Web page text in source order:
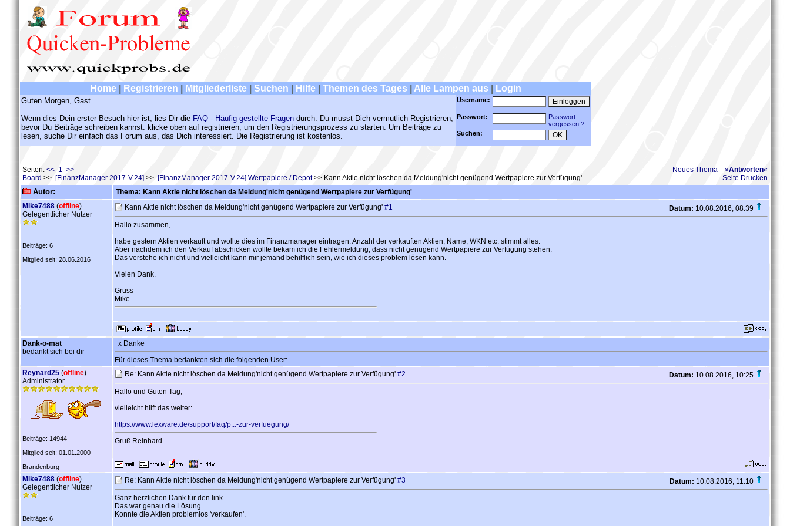
Home Registrieren Mitgliederliste Suchen Hilfe Themen des Tages Alle Lampen aus Login
Guten Morgen, Gast
Wenn dies Dein erster Besuch hier ist, lies Dir die FAQ - Häufig gestellte Fragen durch. Du musst Dich vermutlich Registrieren,
bevor Du Beiträge schreiben kannst: klicke oben auf registrieren, um den Registrierungsprozess zu starten. Um Beiträge zu
lesen, suche Dir einfach das Forum aus, das Dich interessiert. Die Registrierung ist kostenlos.
Username:
Passwort:
Passwort
vergessen ?
Suchen:
Seiten: << 1 >>
Board >> [FinanzManager 2017-V.24] >> [FinanzManager 2017-V.24] Wertpapiere / Depot>> Kann Aktie nicht löschen da Meldung'nicht genügend Wertpapiere zur Verfügung'
Neues Thema »Antworten«
Seite Drucken
Autor:
Thema: Kann Aktie nicht löschen da Meldung'nicht genügend Wertpapiere zur Verfügung'
Mike7488 (offline)
Gelegentlicher Nutzer
Beiträge: 6
Mitglied seit: 28.06.2016
Kann Aktie nicht löschen da Meldung'nicht genügend Wertpapiere zur Verfügung' #1 Datum: 10.08.2016, 08:39
Hallo zusammen,
habe gestern Aktien verkauft und wollte dies im Finanzmanager eintragen. Anzahl der verkauften Aktien, Name, WKN etc. stimmt alles.
Aber nachdem ich den Verkauf abschicken wollte bekam ich die Fehlermeldung, dass nicht genügend Wertpapiere zur Verfügung stehen.
Das verstehe ich nicht und vielleicht kann mir jemand behilflich sein, wie ich dieses problem lösen kann.
Vielen Dank.
Gruss
Mike
Dank-o-mat
bedankt sich bei dir
x Danke
Für dieses Thema bedankten sich die folgenden User:
Reynard25 (offline)
Administrator
Beiträge: 14944
Mitglied seit: 01.01.2000
Brandenburg
Re: Kann Aktie nicht löschen da Meldung'nicht genügend Wertpapiere zur Verfügung' #2 Datum: 10.08.2016, 10:25
Hallo und Guten Tag,
vielleicht hilft das weiter:
https://www.lexware.de/support/faq/p...-zur-verfuegung/
Gruß Reinhard
Mike7488 (offline)
Gelegentlicher Nutzer
Beiträge: 6
Re: Kann Aktie nicht löschen da Meldung'nicht genügend Wertpapiere zur Verfügung' #3 Datum: 10.08.2016, 11:10
Ganz herzlichen Dank für den link.
Das war genau die Lösung.
Konnte die Aktien problemlos 'verkaufen'.